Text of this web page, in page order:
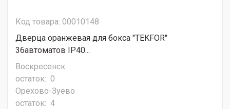
Код товара: 00010148
Дверца оранжевая для бокса "TEKFOR"
36автоматов IP40...
Воскресенск
остаток: 0
Орехово-Зуево
остаток: 4